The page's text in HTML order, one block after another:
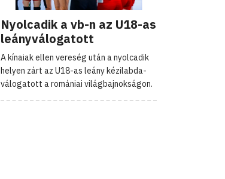
Nyolcadik a vb-n az U18-as
leányválogatott
A kínaiak ellen vereség után a nyolcadik
helyen zárt az U18-as leány kézilabda-
válogatott a romániai világbajnokságon.